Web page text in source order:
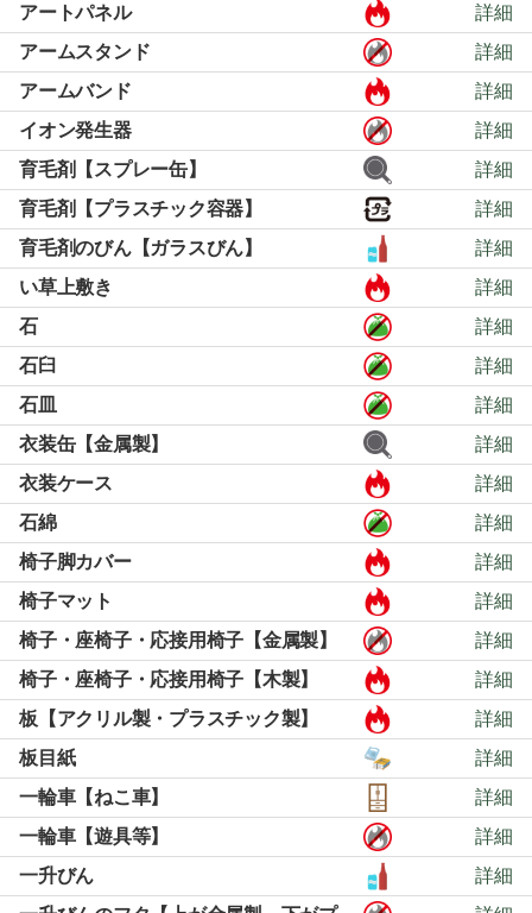
アートパネル
詳細
アームスタンド
詳細
アームバンド
詳細
イオン発生器
詳細
育毛剤【スプレー缶】
詳細
育毛剤【プラスチック容器】
詳細
育毛剤のびん【ガラスびん】
詳細
い草上敷き
詳細
石
詳細
石臼
詳細
石皿
詳細
衣装缶【金属製】
詳細
衣装ケース
詳細
石綿
詳細
椅子脚カバー
詳細
椅子マット
詳細
椅子・座椅子・応接用椅子【金属製】
詳細
椅子・座椅子・応接用椅子【木製】
詳細
板【アクリル製・プラスチック製】
詳細
板目紙
詳細
一輪車【ねこ車】
詳細
一輪車【遊具等】
詳細
一升びん
詳細